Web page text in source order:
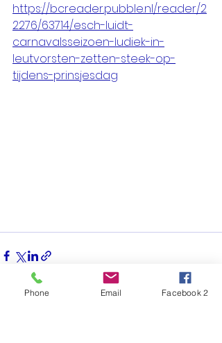
https://bcreader.pubble.nl/reader/2
2276/63714/esch-luidt-
carnavalsseizoen-ludiek-in-
leutvorsten-zetten-steek-op-
tijdens-prinsjesdag
Phone Email Facebook 2